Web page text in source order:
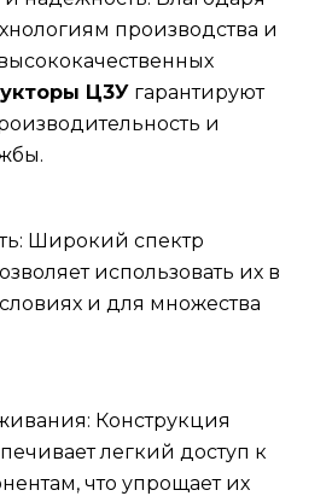
производства и
Ц3У гарантируют
и
Широкий спектр
использовать их в
и для множества
Конструкция
легкий доступ к
что упрощает их